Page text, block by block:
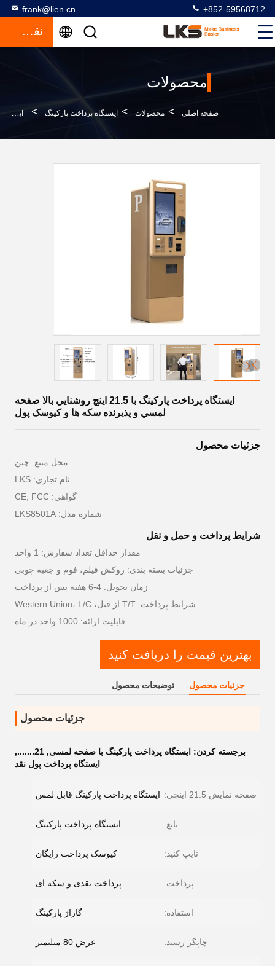
frank@lien.cn +852-59568712
نقل قول
محصولات
صفحه اصلی > محصولات > ایستگاه پرداخت پارکینگ > ايستگاه پرداخت پارکينگ با 21.5 اينچ روشنايي بالا صفحه لمسي و پذيرنده سکه ها و کيوسک پول
ايستگاه پرداخت پارکينگ با 21.5 اينچ روشنايي بالا صفحه
لمسي و پذيرنده سکه ها و کيوسک پول
جزئیات محصول
محل منبع: چین
نام تجاری: LKS
گواهی: CE, FCC
شماره مدل: LKS8501A
شرایط پرداخت و حمل و نقل
مقدار حداقل تعداد سفارش: 1 واحد
جزئیات بسته بندی: روکش فیلم، فوم و جعبه چوبی
زمان تحویل: 4-6 هفته پس از پرداخت
شرایط پرداخت: T/T از قبل، Western Union، L/C
قابلیت ارائه: 1000 واحد در ماه
بهترین قیمت را دریافت کنید
جزئیات محصول توضیحات محصول
جزئیات محصول
برجسته کردن: ایستگاه پرداخت پارکینگ با صفحه لمسی,
21.......
,
ایستگاه پرداخت پول نقد
صفحه نمایش 21.5 اینچی: ایستگاه پرداخت پارکینگ قابل لمس
تابع: ایستگاه پرداخت پارکینگ
تایپ کنید: کیوسک پرداخت رایگان
پرداخت: پرداخت نقدی و سکه ای
استفاده: گاراژ پارکینگ
چاپگر رسید: عرض 80 میلیمتر